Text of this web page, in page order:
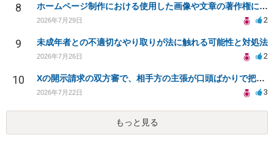
8 ホームページ制作における使用した画像や文章の著作権について
2026年7月29日 2
9 未成年者との不適切なやり取りが法に触れる可能性と対処法
2026年7月26日 2
10 Xの開示請求の双方審で、相手方の主張が口頭ばかりで把握しきれません
2026年7月22日 3
もっと見る